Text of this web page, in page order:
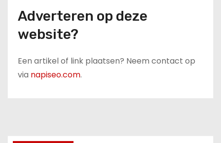
Adverteren op deze
website?
Een artikel of link plaatsen? Neem contact op
via napiseo.com.